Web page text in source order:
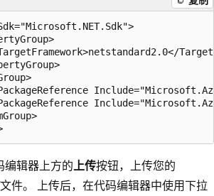
编辑器上方的上传按钮，上传您的
文件。 上传后，在代码编辑器中使用下拉